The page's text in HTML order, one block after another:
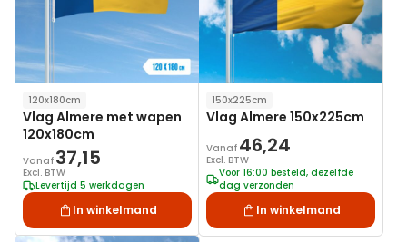
120x180cm
Vlag Almere met wapen
120x180cm
Vanaf 37,15
Excl. BTW
Levertijd 5 werkdagen
In winkelmand
150x225cm
Vlag Almere 150x225cm
Vanaf 46,24
Excl. BTW
Voor 16:00 besteld, dezelfde
dag verzonden
In winkelmand